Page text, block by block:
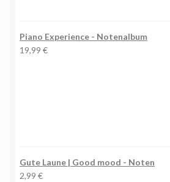
Piano Experience - Notenalbum
19,99 €
Gute Laune | Good mood - Noten
2,99 €